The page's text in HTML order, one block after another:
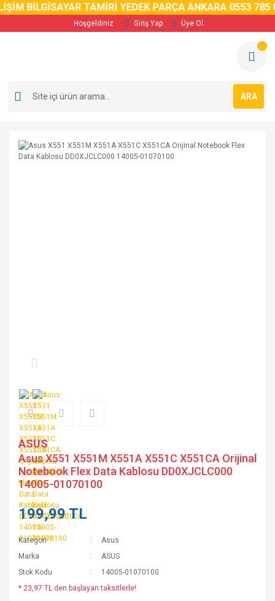
BİLGİSAYAR TAMİRİ YEDEK PARÇA ANKARA 0553 785 02
Hoşgeldiniz Giriş Yap Üye Ol
ARA
ASUS
Asus X551 X551M X551A X551C X551CA Orijinal
Notebook Flex Data Kablosu DD0XJCLC000
14005-01070100
199,99 TL
Kategori
Asus
Marka
ASUS
Stok Kodu
14005-01070100
* 23,97 TL den başlayan taksitlerle!